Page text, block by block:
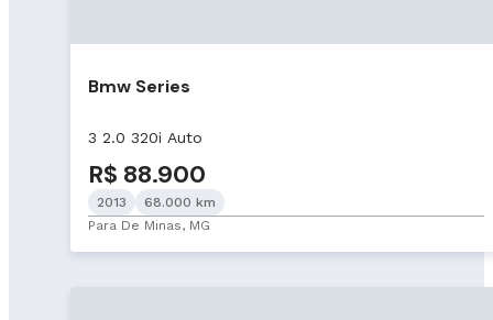
Bmw Series
3 2.0 320i Auto
R$ 88.900
2013
68.000 km
Para De Minas, MG